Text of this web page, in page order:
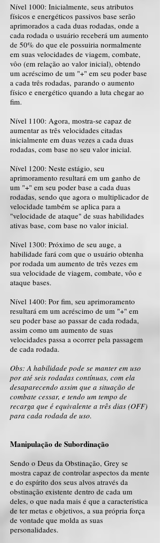
Nível 1000: Inicialmente, seus atributos
físicos e energéticos passivos base serão
aprimorados a cada duas rodadas, onde a
cada rodada o usuário receberá um aumento
de 50% do que ele possuiria normalmente
em suas velocidades de viagem, combate,
vôo (em relação ao valor inicial), obtendo
um acréscimo de um "+" em seu poder base
a cada três rodadas, parando o aumento
físico e energético quando a luta chegar ao
fim.
Nível 1100: Agora, mostra-se capaz de
aumentar as três velocidades citadas
inicialmente em duas vezes a cada duas
rodadas, com base no seu valor inicial.
Nível 1200: Neste estágio, seu
aprimoramento resultará em um ganho de
um "+" em seu poder base a cada duas
rodadas, sendo que agora o multiplicador de
velocidade também se aplica para a
"velocidade de ataque" de suas habilidades
ativas base, com base no valor inicial.
Nível 1300: Próximo de seu auge, a
habilidade fará com que o usuário obtenha
por rodada um aumento de três vezes em
sua velocidade de viagem, combate, vôo e
ataque bases.
Nível 1400: Por fim, seu aprimoramento
resultará em um acréscimo de um "+" em
seu poder base ao passar de cada rodada,
assim como um aumento de suas
velocidades passa a ocorrer pela passagem
de cada rodada.
Obs: A habilidade pode se manter em uso
por até seis rodadas contínuas, com ela
desaparecendo assim que a situação de
combate cessar, e tendo um tempo de
recarga que é equivalente a três dias (OFF)
para cada rodada de uso.
Manipulação de Subordinação
Sendo o Deus da Obstinação, Grey se
mostra capaz de controlar aspectos da mente
e do espírito dos seus alvos através da
obstinação existente dentro de cada um
deles, o que nada mais é que a característica
de ter metas e objetivos, a sua própria força
de vontade que molda as suas
personalidades.